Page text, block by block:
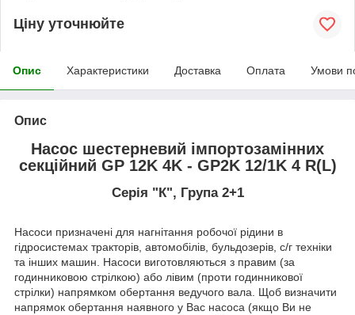
Ціну уточнюйте
Опис Характеристики Доставка Оплата Умови
Опис
Насос шестерневий імпортозамінних
секційний GP 12K 4K - GP2K 12/1K 4 R(L)
Серія "К", Група 2+1
Насоси призначені для нагнітання робочої рідини в
гідросистемах тракторів, автомобілів, бульдозерів, с/г техніки
та інших машин. Насоси виготовляються з правим (за
годинниковою стрілкою) або лівим (проти годинникової
стрілки) напрямком обертання ведучого вала. Щоб визначити
напрямок обертання наявного у Вас насоса (якщо Ви не